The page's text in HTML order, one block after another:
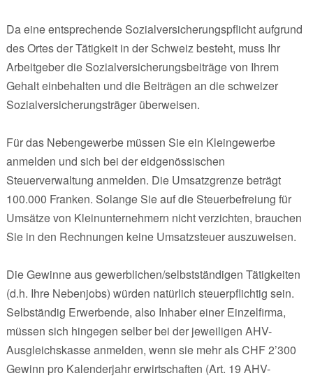
Da eine entsprechende Sozialversicherungspflicht aufgrund
des Ortes der Tätigkeit in der Schweiz besteht, muss Ihr
Arbeitgeber die Sozialversicherungsbeiträge von Ihrem
Gehalt einbehalten und die Beiträgen an die schweizer
Sozialversicherungsträger überweisen.
Für das Nebengewerbe müssen Sie ein Kleingewerbe
anmelden und sich bei der eidgenössischen
Steuerverwaltung anmelden. Die Umsatzgrenze beträgt
100.000 Franken. Solange Sie auf die Steuerbefreiung für
Umsätze von Kleinunternehmern nicht verzichten, brauchen
Sie in den Rechnungen keine Umsatzsteuer auszuweisen.
Die Gewinne aus gewerblichen/selbstständigen Tätigkeiten
(d.h. Ihre Nebenjobs) würden natürlich steuerpflichtig sein.
Selbständig Erwerbende, also Inhaber einer Einzelfirma,
müssen sich hingegen selber bei der jeweiligen AHV-
Ausgleichskasse anmelden, wenn sie mehr als CHF 2’300
Gewinn pro Kalenderjahr erwirtschaften (Art. 19 AHV-